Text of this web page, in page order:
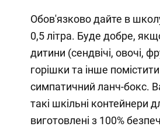
Обов'язково дайте в
0,5 літра. Буде добре,
дитини (сендвічі, овочі,
горішки та інше
симпатичний ланч-бокс.
такі шкільні контейнери
виготовлені з 100%